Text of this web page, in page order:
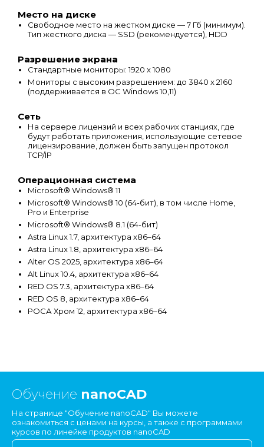
Место на диске
Свободное место на жестком диске — 7 Гб (минимум).
Тип жесткого диска — SSD (рекомендуется), HDD
Разрешение экрана
Стандартные мониторы: 1920 x 1080
Мониторы с высоким разрешением: до 3840 x 2160
(поддерживается в ОС Windows 10,11)
Сеть
На сервере лицензий и всех рабочих станциях, где
будут работать приложения, использующие сетевое
лицензирование, должен быть запущен протокол
TCP/IP
Операционная система
Microsoft® Windows® 11
Microsoft® Windows® 10 (64-бит), в том числе Home,
Pro и Enterprise
Microsoft® Windows® 8.1 (64-бит)
Astra Linux 1.7, архитектура x86–64
Astra Linux 1.8, архитектура x86–64
Alter OS 2025, архитектура x86–64
Alt Linux 10.4, архитектура x86–64
RED OS 7.3, архитектура x86–64
RED OS 8, архитектура x86–64
РОСА Хром 12, архитектура x86–64
Обучение nanoCAD
На странице "Обучение nanoCAD" Вы можете
ознакомиться с ценами на курсы, а также с программами
курсов по линейке продуктов nanoCAD